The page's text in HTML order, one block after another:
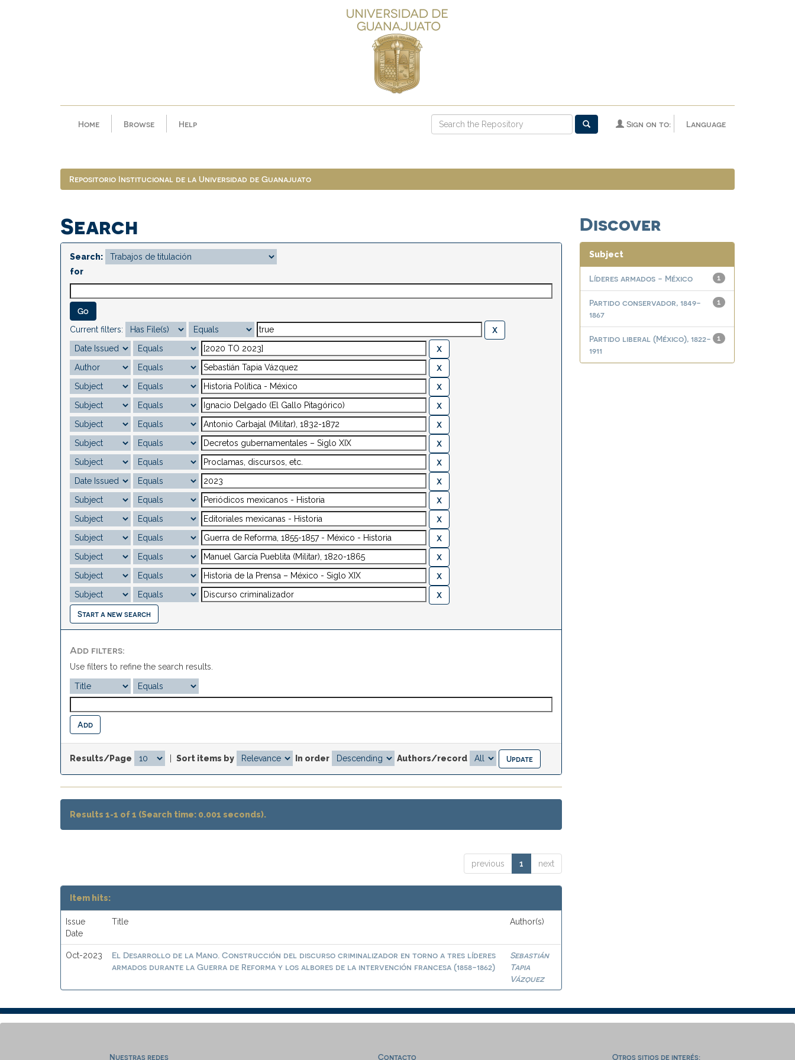
Home Browse Help Language
Sign on to:
Repositorio Institucional de la Universidad de Guanajuato
Search
Search:
for
Current filters:
Start a new search
Add filters:
Use filters to refine the search results.
Results/Page Sort items by In order Authors/record
Results 1-1 of 1 (Search time: 0.001 seconds).
previous 1 next
Item hits:
Issue
Date
Title Author(s)
Oct-2023
El Desarrollo de la Mano. Construcción del discurso criminalizador en torno a tres líderes
armados durante la Guerra de Reforma y los albores de la intervención francesa (1858-1862)
Sebastián
Tapia
Vázquez
Discover
Subject
1
Líderes armados - México
1
Partido conservador, 1849-
1867
1
Partido liberal (México), 1822-
1911
Nuestras redes Contacto Otros sitios de interés: